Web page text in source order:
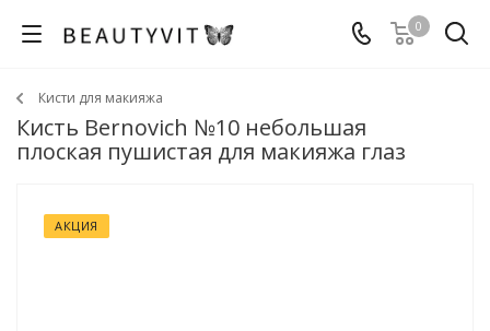
0
Кисти для макияжа
Кисть Bernovich №10 небольшая
плоская пушистая для макияжа глаз
АКЦИЯ